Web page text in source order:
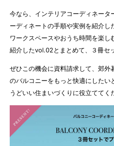
今なら、インテリアコーディネータ
ーディネートの手順や実例を紹介
ワークスペースやおうち時間を楽
紹介したvol.02とまとめて、３冊セ
ぜひこの機会に資料請求して、郊
のバルコニーをもっと快適にしたい
うどいい住まいづくりに役立ててく